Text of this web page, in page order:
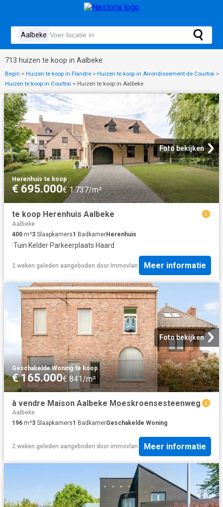
713 huizen te koop in Aalbeke
Begin > Huizen te koop in Flandre > Huizen te koop in Arrondissement de Courtrai >
Huizen te koop in Courtrai > Huizen te koop in Aalbeke
Foto bekijken
Herenhuis·te koop
€ 695.000€ 1.737/m²
te koop Herenhuis Aalbeke
Aalbeke
400 m²3 Slaapkamers1 BadkamerHerenhuis
·Tuin·Kelder·Parkeerplaats·Haard
2 weken geleden aangeboden door Immovlan Meer informatie
Foto bekijken
Geschakelde Woning·te koop
€ 165.000€ 841/m²
à vendre Maison Aalbeke Moeskroensesteenweg
Aalbeke
196 m²3 Slaapkamers1 BadkamerGeschakelde Woning
2 weken geleden aangeboden door immovlan Meer informatie